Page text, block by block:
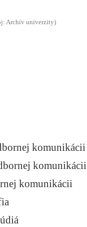
Archív univerzity)
komunikácii
komunikácii
komunikácii